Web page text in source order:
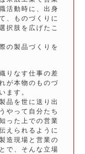
活動時に、出身
、ものづくりに
択肢を広げたこ
の製品づくりを
りなす仕事の差
が本物のものづ
ます。
品を世に送り出
やって自分たち
った上での営業
えられるように
造現場と営業の
で、そんな立場